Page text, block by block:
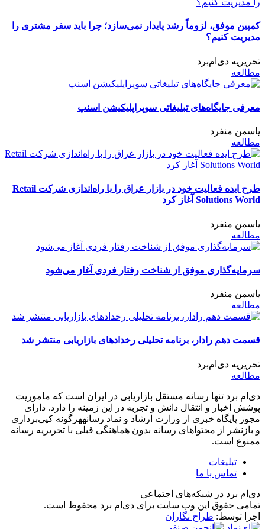
کمپین موفق، لزوماً رشد پایدار نمی‌سازد؛ چرا باید سفر مشتری را
مدیریت کنیم؟
تحریریه دی‌ام‌برد
مطالعه
معرفی جایگاه‌های تبلیغاتی سوپراپلیکیشن اسنپ
یاسمن منفرد
مطالعه
طرح ایده فعالیت خود در بازار عراق را با راه‌اندازی شرکت Retail
Solutions World آغاز کرد
یاسمن منفرد
مطالعه
سرمایه‌گذاری موفق از شناخت رفتار فردی آغاز می‌شود
یاسمن منفرد
مطالعه
قسمت دهم رادار، برنامه تحلیلی رخدادهای بازاریابی منتشر شد
تحریریه دی‌ام‌برد
مطالعه
دی‌ام برد تنها رسانه مستقل بازاریابی در ایران است که ماموریت
پوشش اخبار و انتقال دانش و تجربه در این زمینه را دارد. دارای
مجوز پایگاه خبری از وزارت ارشاد و نماد رسانههرگونه کپی‌برداری
و بازنشر از محتواهای رسانه بدون هماهنگی قبلی با تحریریه رسانه
ممنوع است.
تبلیغات
تماس با ما
دی‌ام برد در شبکه‌های اجتماعی
تمامی حقوق این وب سایت برای دی‌ام برد محفوظ است.
اجرا توسط: طراح نگاران